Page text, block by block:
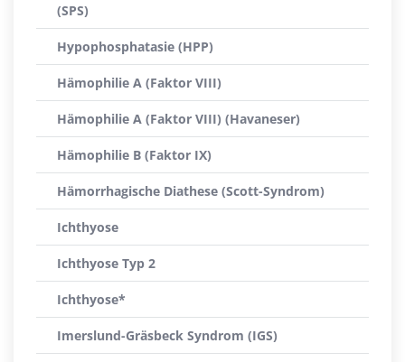
(SPS)
Hypophosphatasie (HPP)
Hämophilie A (Faktor VIII)
Hämophilie A (Faktor VIII) (Havaneser)
Hämophilie B (Faktor IX)
Hämorrhagische Diathese (Scott-Syndrom)
Ichthyose
Ichthyose Typ 2
Ichthyose*
Imerslund-Gräsbeck Syndrom (IGS)